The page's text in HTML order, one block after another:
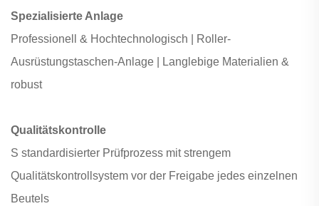
Spezialisierte Anlage
Professionell & Hochtechnologisch |
Roller-
Ausrüstungstaschen-Anlage |
Langlebige Materialien &
robust
Qualitätskontrolle
S standardisierter Prüfprozess mit strengem
Qualitätskontrollsystem vor der Freigabe jedes einzelnen
Beutels